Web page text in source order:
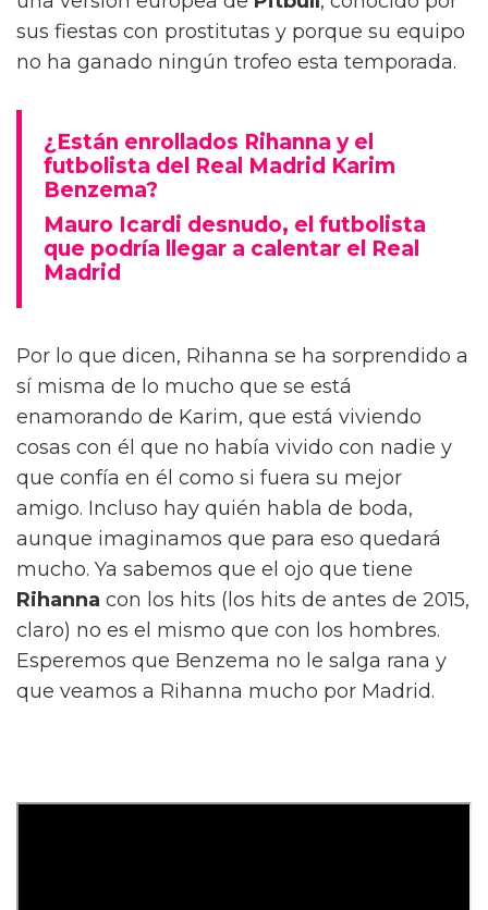
sus fiestas con prostitutas y porque su equipo
no ha ganado ningún trofeo esta temporada.
¿Están enrollados Rihanna y el
futbolista del Real Madrid Karim
Benzema?
Mauro Icardi desnudo, el futbolista
que podría llegar a calentar el Real
Madrid
Por lo que dicen, Rihanna se ha sorprendido a
sí misma de lo mucho que se está
enamorando de Karim, que está viviendo
cosas con él que no había vivido con nadie y
que confía en él como si fuera su mejor
amigo. Incluso hay quién habla de boda,
aunque imaginamos que para eso quedará
mucho. Ya sabemos que el ojo que tiene
Rihanna con los hits (los hits de antes de 2015,
claro) no es el mismo que con los hombres.
Esperemos que Benzema no le salga rana y
que veamos a Rihanna mucho por Madrid.